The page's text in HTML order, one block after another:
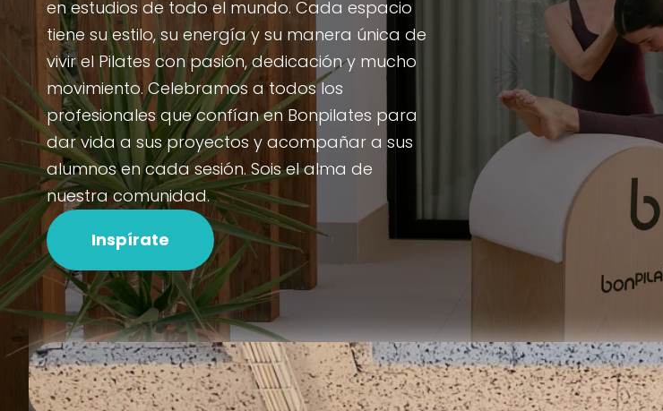
en estudios de todo el mundo. Cada espacio
tiene su estilo, su energía y su manera única de
vivir el Pilates con pasión, dedicación y mucho
movimiento. Celebramos a todos los
profesionales que confían en Bonpilates para
dar vida a sus proyectos y acompañar a sus
alumnos en cada sesión. Sois el alma de
nuestra comunidad.
Inspírate